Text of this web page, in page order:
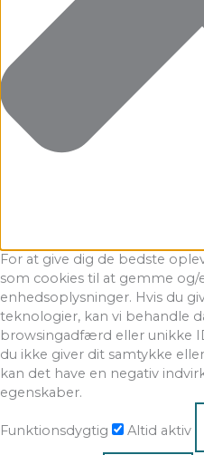
For at give dig de bedste
som cookies til at gemme og/
enhedsoplysninger. Hvis du
teknologier, kan vi behandle
browsingadfærd eller unikke
du ikke giver dit samtykke
kan det have en negativ
egenskaber.
Funktionsdygtig Altid aktiv